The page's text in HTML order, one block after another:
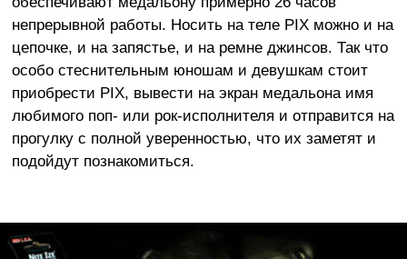
непрерывной работы. Носить на теле PIX можно и на
цепочке, и на запястье, и на ремне джинсов. Так что
особо стеснительным юношам и девушкам стоит
приобрести PIX, вывести на экран медальона имя
любимого поп- или рок-исполнителя и отправится на
прогулку с полной уверенностью, что их заметят и
подойдут познакомиться.